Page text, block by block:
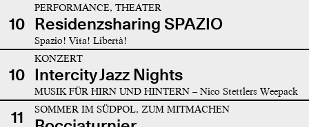
10
PERFORMANCE, THEATER
Residenzsharing SPAZIO
Spazio! Vita! Libertà!
10
KONZERT
Intercity Jazz Nights
MUSIK FÜR HIRN UND HINTERN – Nico Stettlers Weepack
11 SOMMER IM SÜDPOL, ZUM MITMACHEN